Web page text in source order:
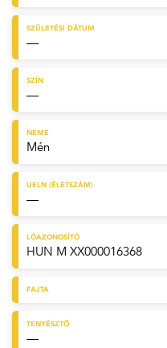
SZÜLETÉSI DÁTUM
—
SZÍN
—
NEME
Mén
UELN (ÉLETSZÁM)
—
LÓAZONOSÍTÓ
HUN M XX000016368
FAJTA
TENYÉSZTŐ
—